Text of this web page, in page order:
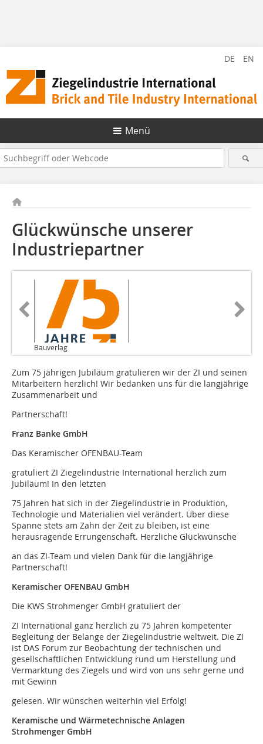
DE EN
Menü
Glückwünsche unserer
Industriepartner
Bauverlag
Zum 75 jährigen Jubiläum gratulieren wir der ZI und seinen
Mitarbeitern herzlich! Wir bedanken uns für die langjährige
Zusammenarbeit und
Partnerschaft!
Franz Banke GmbH
Das Keramischer OFENBAU-Team
gratuliert ZI Ziegelindustrie International herzlich zum
Jubiläum! In den letzten
75 Jahren hat sich in der Ziegelindustrie in Produktion,
Technologie und Materialien viel verändert. Über diese
Spanne stets am Zahn der Zeit zu bleiben, ist eine
herausragende Errungenschaft. Herzliche Glückwünsche
an das ZI-Team und vielen Dank für die langjährige
Partnerschaft!
Keramischer OFENBAU GmbH
Die KWS Strohmenger GmbH gratuliert der
ZI International ganz herzlich zu 75 Jahren kompetenter
Begleitung der Belange der Ziegelindustrie weltweit. Die ZI
ist DAS Forum zur Beobachtung der technischen und
gesellschaftlichen Entwicklung rund um Herstellung und
Vermarktung des Ziegels und wird von uns sehr gerne und
mit Gewinn
gelesen. Wir wünschen weiterhin viel Erfolg!
Keramische und Wärmetechnische Anlagen
Strohmenger GmbH